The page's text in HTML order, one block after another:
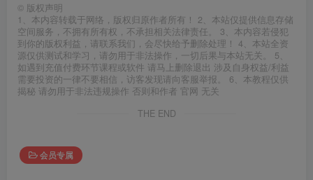
© 版权声明
1、本内容转载于网络，版权归原作者所有！ 2、本站仅提供信息存储
空间服务，不拥有所有权，不承担相关法律责任。 3、本内容若侵犯
到你的版权利益，请联系我们，会尽快给予删除处理！ 4、本站全资
源仅供测试和学习，请勿用于非法操作，一切后果与本站无关。 5、
如遇到充值付费环节课程或软件 请马上删除退出 涉及自身权益/利益
需要投资的一律不要相信，访客发现请向客服举报。 6、本教程仅供
揭秘 请勿用于非法违规操作 否则和作者 官网 无关
THE END
会员专属